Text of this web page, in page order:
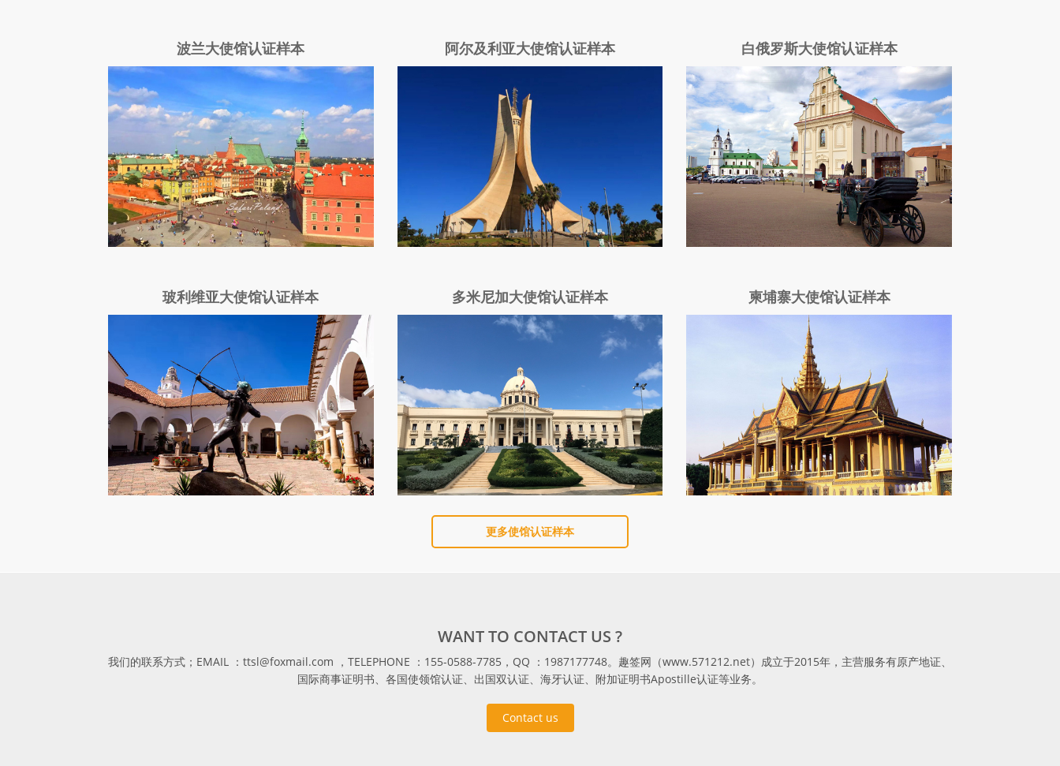
波兰大使馆认证样本 阿尔及利亚大使馆认证样本 白俄罗斯大使馆认证样本
玻利维亚大使馆认证样本 多米尼加大使馆认证样本 柬埔寨大使馆认证样本
更多使馆认证样本
WANT TO CONTACT US ?
我们的联系方式；EMAIL ：ttsl@foxmail.com ，TELEPHONE ：155-0588-7785，QQ ：1987177748。趣签网（www.571212.net）成立于2015年，主营服务有原产地证、
国际商事证明书、各国使领馆认证、出国双认证、海牙认证、附加证明书Apostille认证等业务。
Contact us